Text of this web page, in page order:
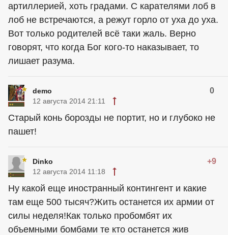
артиллерией, хоть градами. С карателями лоб в
лоб не встречаются, а режут горло от уха до уха.
Вот только родителей всё таки жаль. Верно
говорят, что когда Бог кого-то наказывает, то
лишает разума.
demo 0
12 августа 2014 21:11
Старый конь борозды не портит, но и глубоко не
пашет!
Dinko +9
12 августа 2014 11:18
Ну какой еще иностранный контингент и какие
там еще 500 тысяч?Жить останется их армии от
силы неделя!Как только пробомбят их
объемными бомбами те кто останется жив